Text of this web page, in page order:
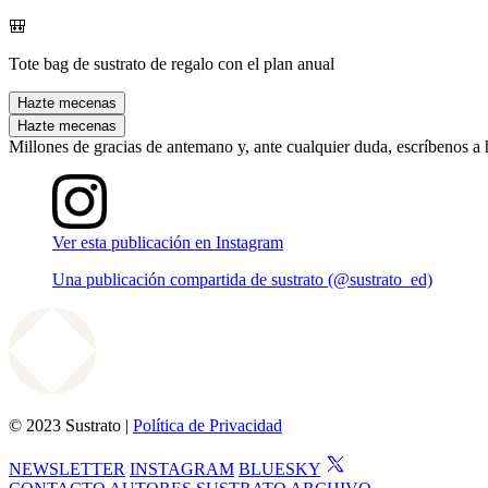
🎒
Tote bag de sustrato de regalo con el plan anual
Hazte mecenas
Hazte mecenas
Millones de gracias de antemano y, ante cualquier duda, escríbenos a
Ver esta publicación en Instagram
Una publicación compartida de sustrato (@sustrato_ed)
© 2023 Sustrato | Política de Privacidad
NEWSLETTER INSTAGRAM BLUESKY